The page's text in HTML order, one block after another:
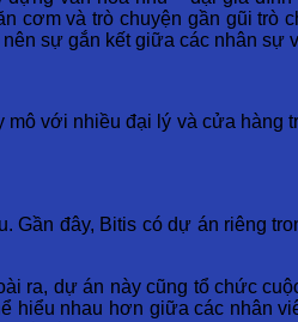
cơm và trò chuyện gần gũi trò
sự gắn kết giữa các nhân sự
với nhiều đại lý và cửa hàng
đây, Bitis có dự án riêng
ra, dự án này cũng tổ chức
hiểu nhau hơn giữa các nhân